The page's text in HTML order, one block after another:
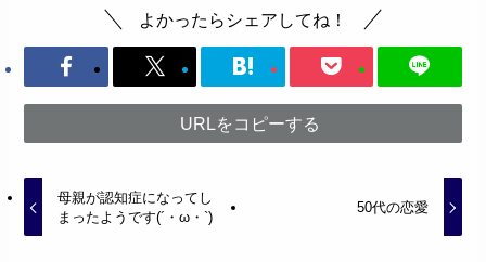
よかったらシェアしてね！
URLをコピーする
母親が認知症になってし
まったようです(´・ω・`)
50代の恋愛